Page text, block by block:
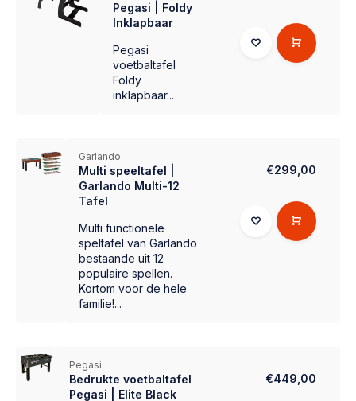
Pegasi | Foldy
Inklapbaar
Pegasi
voetbaltafel
Foldy
inklapbaar...
Garlando
Multi speeltafel |
Garlando Multi-12
Tafel
Multi functionele
speltafel van Garlando
bestaande uit 12
populaire spellen.
Kortom voor de hele
familie!...
€299,00
Pegasi
Bedrukte voetbaltafel
Pegasi | Elite Black
€449,00